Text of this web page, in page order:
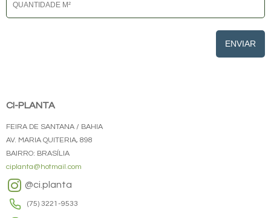
ENVIAR
CI-PLANTA
FEIRA DE SANTANA / BAHIA
AV. MARIA QUITERIA, 898
BAIRRO: BRASÍLIA
ciplanta@hotmail.com
@ci.planta
(75) 3221-9533